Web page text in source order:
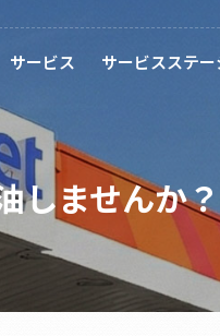
サービス サービスステ
しませんか？